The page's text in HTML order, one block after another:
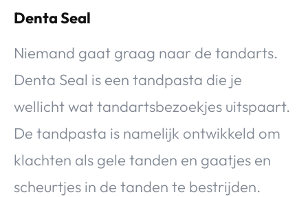
Denta Seal
Niemand gaat graag naar de tandarts.
Denta Seal is een tandpasta die je
wellicht wat tandartsbezoekjes uitspaart.
De tandpasta is namelijk ontwikkeld om
klachten als gele tanden en gaatjes en
scheurtjes in de tanden te bestrijden.